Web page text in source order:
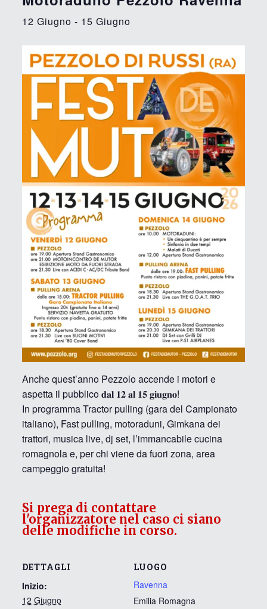
12 Giugno - 15 Giugno
Anche quest’anno Pezzolo accende i motori e
aspetta il pubblico 𝐝𝐚𝐥 𝟏𝟐 𝐚𝐥 𝟏𝟓 𝐠𝐢𝐮𝐠𝐧𝐨!
In programma Tractor pulling (gara del Campionato
italiano), Fast pulling, motoraduni, Gimkana dei
trattori, musica live, dj set, l’immancabile cucina
romagnola e, per chi viene da fuori zona, area
campeggio gratuita!
DETTAGLI
Inizio:
12 Giugno
LUOGO
Ravenna
Emilia Romagna
Si prega di contattare
l'organizzatore nel caso ci siano
delle modifiche in corso.